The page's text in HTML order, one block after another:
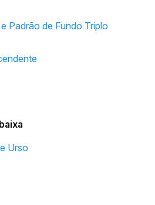
Padrão de Fundo Triplo
Urso